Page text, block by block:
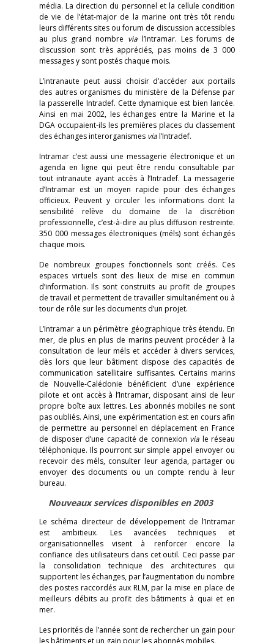
média. La direction du personnel et la cellule condition
de vie de l’état-major de la marine ont très tôt rendu
leurs différents sites ou forum de discussion accessibles
au plus grand nombre via l’Intramar. Les forums de
discussion sont très appréciés, pas moins de 3 000
messages y sont postés chaque mois.
L’intranaute peut aussi choisir d’accéder aux portails
des autres organismes du ministère de la Défense par
la passerelle Intradef. Cette dynamique est bien lancée.
Ainsi en mai 2002, les échanges entre la Marine et la
DGA occupaient-ils les premières places du classement
des échanges interorganismes vial’Intradef.
Intramar c’est aussi une messagerie électronique et un
agenda en ligne qui peut être rendu consultable par
tout intranaute ayant accès à l’Intradef. La messagerie
d’Intramar est un moyen rapide pour des échanges
officieux. Peuvent y circuler les informations dont la
sensibilité relève du domaine de la discrétion
professionnelle, c’est-à-dire au plus diffusion restreinte.
350 000 messages électroniques (méls) sont échangés
chaque mois.
De nombreux groupes fonctionnels sont créés. Ces
espaces virtuels sont des lieux de mise en commun
d’information. Ils sont construits au profit de groupes
de travail et permettent de travailler simultanément ou à
tour de rôle sur les documents d’un projet.
L’Intramar a un périmètre géographique très étendu. En
mer, de plus en plus de marins peuvent procéder à la
consultation de leur méls et accéder à divers services,
dès lors que leur bâtiment dispose des capacités de
communication satellitaire suffisantes. Certains marins
de Nouvelle-Calédonie bénéficient d’une expérience
pilote et ont accès à l’Intramar, disposant ainsi de leur
propre boîte aux lettres. Les abonnés mobiles ne sont
pas oubliés. Ainsi, une expérimentation est en cours afin
de permettre au personnel en déplacement en France
de disposer d’une capacité de connexion via le réseau
téléphonique. Ils pourront sur simple appel envoyer ou
recevoir des méls, consulter leur agenda, partager ou
envoyer des documents ou un compte rendu à leur
bureau.
Nouveaux services disponibles en 2003
Le schéma directeur de développement de l’Intramar
est ambitieux. Les avancées techniques et
organisationnelles visent à renforcer encore la
confiance des utilisateurs dans cet outil. Ceci passe par
la consolidation technique des architectures qui
supportent les échanges, par l’augmentation du nombre
des postes raccordés aux RLM, par la mise en place de
meilleurs débits au profit des bâtiments à quai et en
mer.
Les priorités de l’année sont de rechercher un gain pour
les bâtiments et un gain pour les abonnés mobiles.